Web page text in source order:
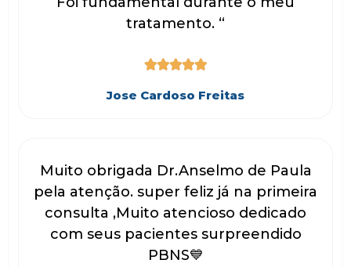
tratamento. “

Jose Cardoso Freitas
Muito obrigada Dr.Anselmo de Paula
pela atenção. super feliz já na primeira
consulta ,Muito atencioso dedicado
com seus pacientes surpreendido
PBNS💙